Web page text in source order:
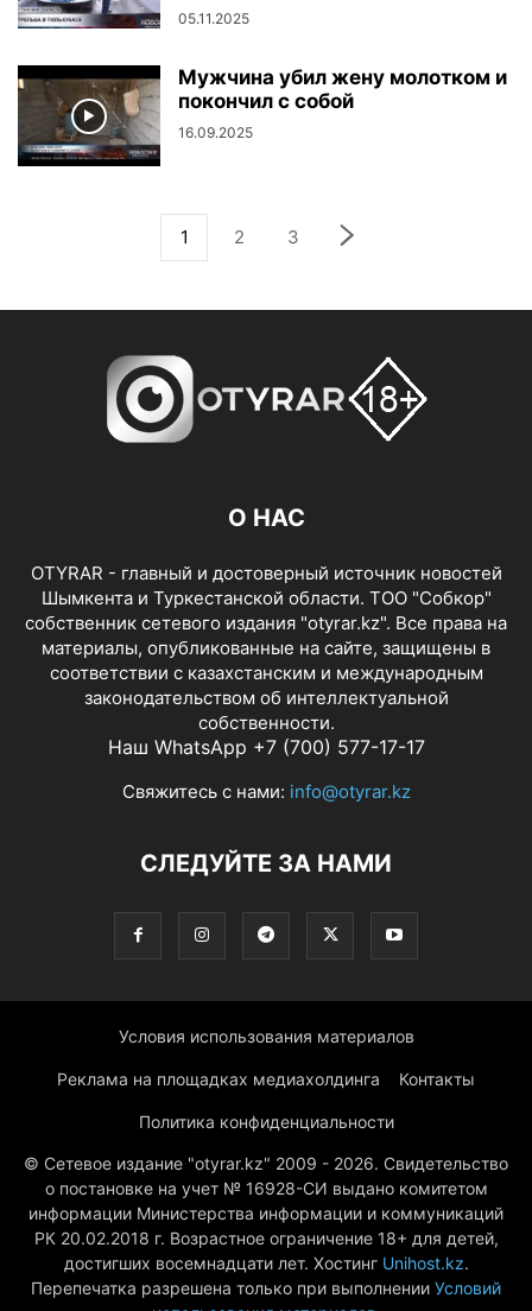
05.11.2025
Мужчина убил жену молотком и
покончил с собой
16.09.2025
1 2 3
О НАС
OTYRAR - главный и достоверный источник новостей
Шымкента и Туркестанской области. ТОО "Собкор"
собственник сетевого издания "otyrar.kz". Все права на
материалы, опубликованные на сайте, защищены в
соответствии с казахстанским и международным
законодательством об интеллектуальной
собственности.
Наш WhatsApp +7 (700) 577-17-17
Свяжитесь с нами: info@otyrar.kz
СЛЕДУЙТЕ ЗА НАМИ
Условия использования материалов
Реклама на площадках медиахолдинга Контакты
Политика конфиденциальности
© Сетевое издание "otyrar.kz" 2009 - 2026. Свидетельство
о постановке на учет № 16928-СИ выдано комитетом
информации Министерства информации и коммуникаций
РК 20.02.2018 г. Возрастное ограничение 18+ для детей,
достигших восемнадцати лет. Хостинг Unihost.kz.
Перепечатка разрешена только при выполнении Условий